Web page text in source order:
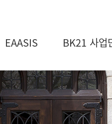
EAASIS BK21 사업